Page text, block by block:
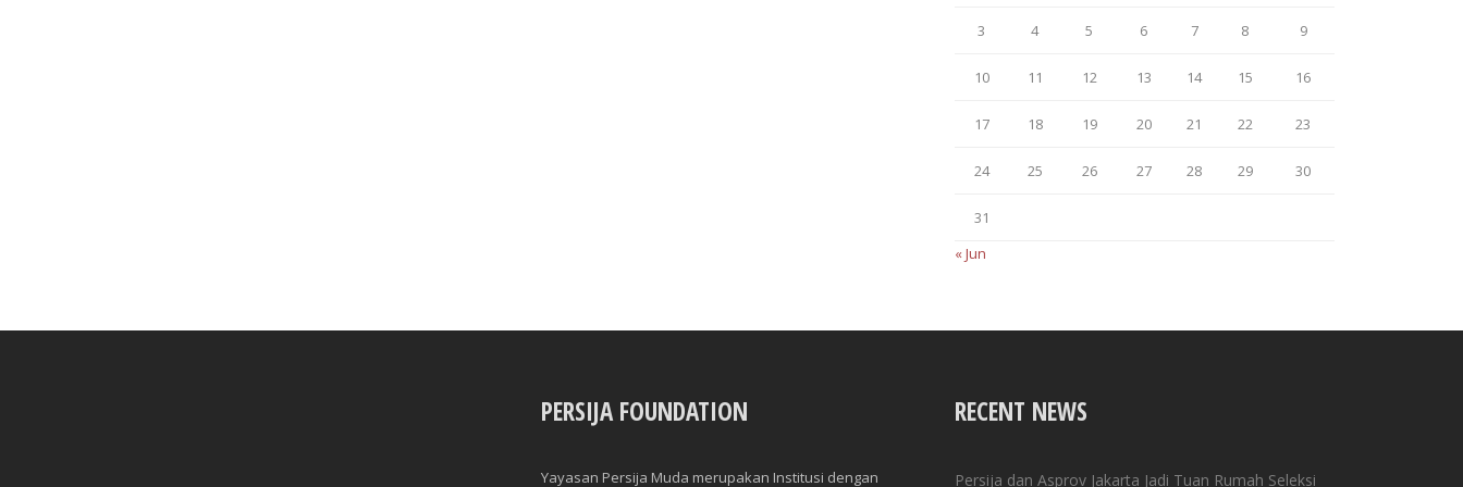
3 4 5 6 7 8 9
10 11 12 13 14 15 16
17 18 19 20 21 22 23
24 25 26 27 28 29 30
31
« Jun
PERSIJA FOUNDATION
Yayasan Persija Muda merupakan Institusi dengan
RECENT NEWS
Persija dan Asprov Jakarta Jadi Tuan Rumah Seleksi